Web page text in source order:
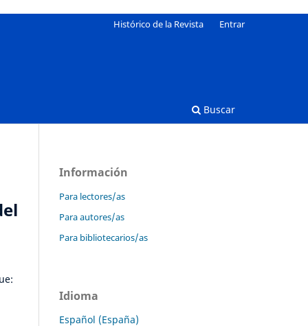
Buscar
Histórico de la Revista Entrar
Información
Para lectores/as
Para autores/as
Para bibliotecarios/as
Idioma
Español (España)